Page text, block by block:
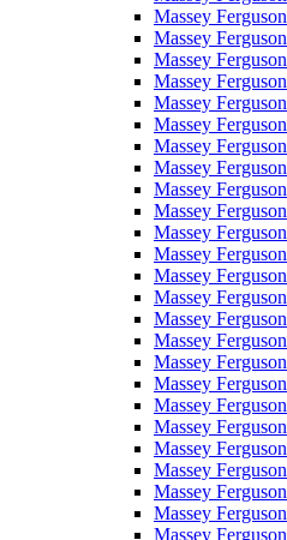
Massey
Massey
Massey
Massey
Massey
Massey
Massey
Massey
Massey
Massey
Massey
Massey
Massey
Massey
Massey
Massey
Massey
Massey
Massey
Massey
Massey
Massey
Massey
Massey
Massey